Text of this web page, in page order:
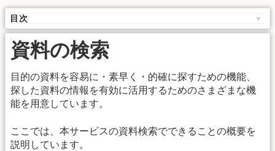
目次
資料の検索
目的の資料を容易に・素早く・的確に探すための機能、
探した資料の情報を有効に活用するためのさまざまな機
能を用意しています。
ここでは、本サービスの資料検索でできることの概要を
説明しています。